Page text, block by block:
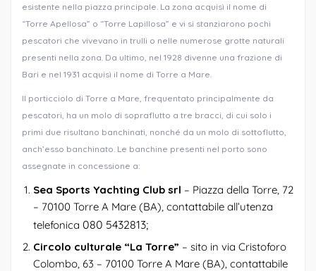
esistente nella piazza principale. La zona acquisì il nome di
“Torre Apellosa” o “Torre Lapillosa” e vi si stanziarono pochi
pescatori che vivevano in trulli o nelle numerose grotte naturali
presenti nella zona. Da ultimo, nel 1928 divenne una frazione di
Bari e nel 1931 acquisì il nome di Torre a Mare.
Il porticciolo di Torre a Mare, frequentato principalmente da
pescatori, ha un molo di sopraflutto a tre bracci, di cui solo i
primi due risultano banchinati, nonché da un molo di sottoflutto,
anch’esso banchinato. Le banchine presenti nel porto sono
assegnate in concessione a:
Sea Sports Yachting Club srl – Piazza della Torre, 72
– 70100 Torre A Mare (BA), contattabile all’utenza
telefonica 080 5432813;
Circolo culturale “La Torre” – sito in via Cristoforo
Colombo, 63 – 70100 Torre A Mare (BA), contattabile